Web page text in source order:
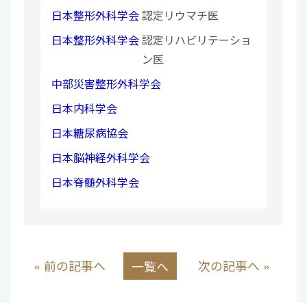
日本整形外科学会認定リウマチ医
日本整形外科学会認定リハビリテーショ
ン医
中部災害整形外科学会
日本内科学会
日本糖尿病協会
日本脳神経外科学会
日本脊髄外科学会
« 前の記事へ 一覧へ 次の記事へ »